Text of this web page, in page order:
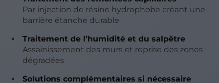
Par injection de résine hydrophobe créant une
barrière étanche durable
Traitement de l’humidité et du salpêtre
Assainissement des murs et reprise des zones
dégradées
Solutions complémentaires si nécessaire